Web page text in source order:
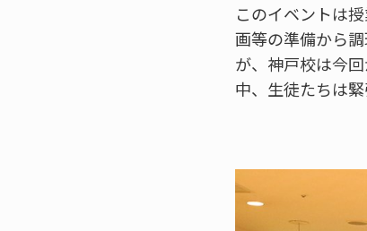
このイベントは
画等の準備から
が、神戸校は今
中、生徒たちは